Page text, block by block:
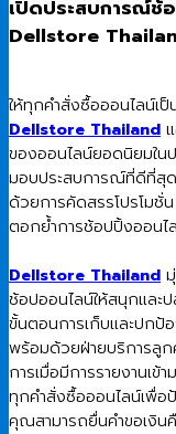
เปิดประสบการณ์ช้
Dellstore
ให้ทุกคำสั่งซื้อออนไลน์เ
Dellstore Thailand
ของออนไลน์ยอดนิยมใน
มอบประสบการณ์ที่ดีที่สุด
ด้วยการคัดสรรโปรโมชั่
ตอกย้ำการช้อปปิ้งออนไ
Dellstore Thailand
ช้อปออนไลน์ให้สนุกแล
ขั้นตอนการเก็บและปกป้
พร้อมด้วยฝ่ายบริการลูก
การเมื่อมีการรายงานเข้
ทุกคำสั่งซื้อออนไลน์เพื่อ
คุณสามารถยื่นคำขอเงิ